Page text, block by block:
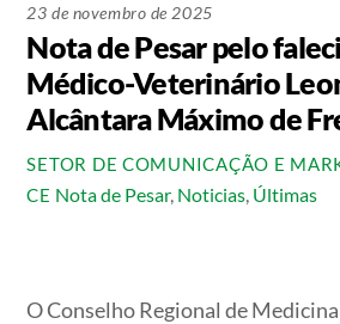
23 de novembro de 2025
Nota de Pesar pelo
Médico-Veterinário
Alcântara Máximo de
SETOR DE COMUNICAÇÃO E
CE Nota de Pesar, Noticias, Últimas
O Conselho Regional de